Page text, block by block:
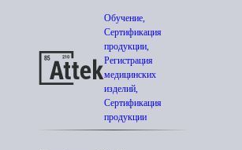
Обучение,
Сертификация
продукции,
Регистрация
медицинских
изделий,
Сертификация
продукции